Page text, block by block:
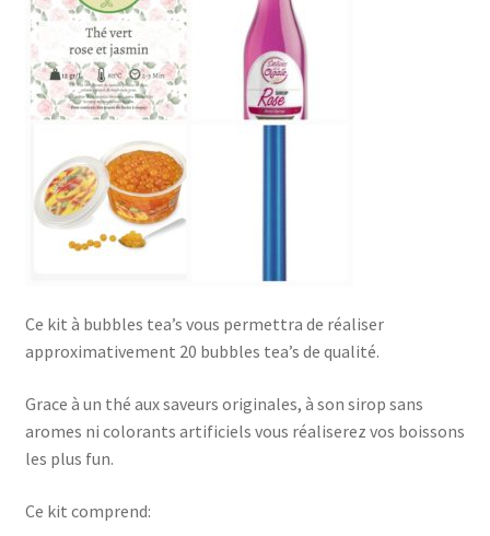
Ce kit à bubbles tea’s vous permettra de réaliser
approximativement 20 bubbles tea’s de qualité.
Grace à un thé aux saveurs originales, à son sirop sans
aromes ni colorants artificiels vous réaliserez vos boissons
les plus fun.
Ce kit comprend: